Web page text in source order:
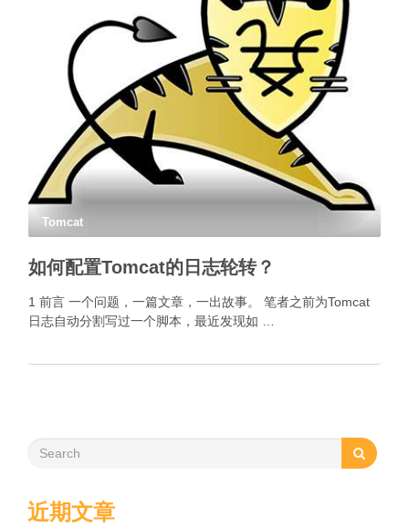
Tomcat
如何配置Tomcat的日志轮转？
1 前言 一个问题，一篇文章，一出故事。 笔者之前为Tomcat
日志自动分割写过一个脚本，最近发现如 …
近期文章